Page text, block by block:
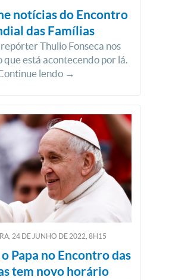
notícias do Encontro
das Famílias
Thulio Fonseca nos
que está acontecendo por lá.
lendo →
24DEJUNHO DE2022, 8H15
Papa no Encontro das
tem novo horário